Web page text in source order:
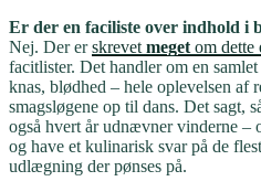
Er der en faciliste over indhold i
Nej. Der erskrevet meget om dette
facitlister. Det handler om en
knas, blødhed – hele oplevelsen af
smagsløgene op til dans. Det sagt,
også hvert år udnævner vinderne –
og have et kulinarisk svar på de
udlægning der pønses på.